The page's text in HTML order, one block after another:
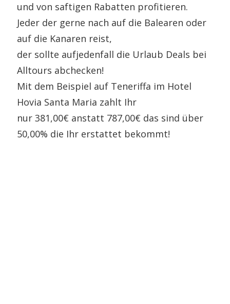
und von saftigen Rabatten profitieren.
Jeder der gerne nach auf die Balearen oder
auf die Kanaren reist,
der sollte aufjedenfall die Urlaub Deals bei
Alltours abchecken!
Mit dem Beispiel auf Teneriffa im Hotel
Hovia Santa Maria zahlt Ihr
nur 381,00€ anstatt 787,00€ das sind über
50,00% die Ihr erstattet bekommt!